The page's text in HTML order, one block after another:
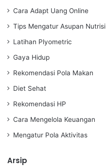
Cara Adapt Uang Online
Tips Mengatur Asupan Nutrisi
Latihan Plyometric
Gaya Hidup
Rekomendasi Pola Makan
Diet Sehat
Rekomendasi HP
Cara Mengelola Keuangan
Mengatur Pola Aktivitas
Arsip